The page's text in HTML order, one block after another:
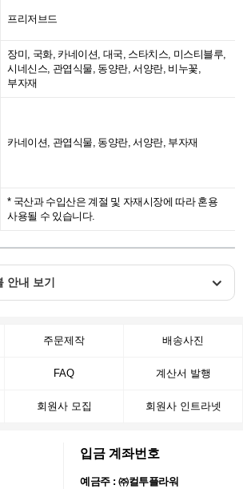
프리저브드
장미, 국화, 카네이션, 대국, 스타치스, 미스티블루,
시네신스, 관엽식물, 동양란, 서양란, 비누꽃,
부자재
카네이션, 관엽식물, 동양란, 서양란, 부자재
* 국산과 수입산은 계절 및 자재시장에 따라 혼용
사용될 수 있습니다.
안내 보기
주문제작 배송사진
FAQ 계산서 발행
회원사 모집 회원사 인트라넷
입금 계좌번호
예금주 : ㈜컬투플라워